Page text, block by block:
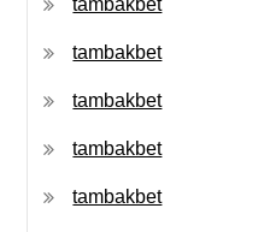
tambakbet
tambakbet
tambakbet
tambakbet